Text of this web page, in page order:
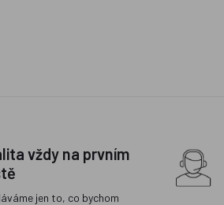
vždy na prvním
jen to, co bychom